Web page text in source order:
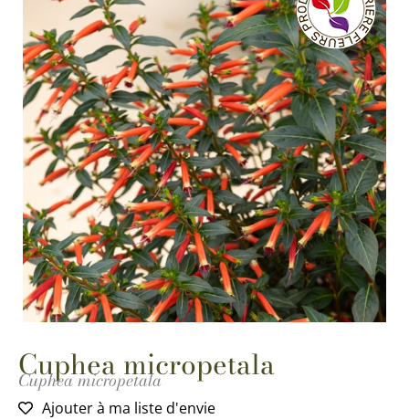
Cuphea micropetala
Cuphea micropetala
Ajouter à ma liste d'envie